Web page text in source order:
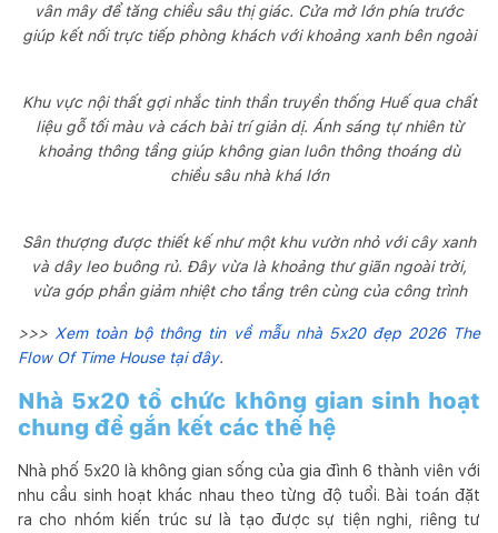
vân mây để tăng chiều sâu thị giác. Cửa mở lớn phía trước
giúp kết nối trực tiếp phòng khách với khoảng xanh bên ngoài
Khu vực nội thất gợi nhắc tinh thần truyền thống Huế qua chất
liệu gỗ tối màu và cách bài trí giản dị. Ánh sáng tự nhiên từ
khoảng thông tầng giúp không gian luôn thông thoáng dù
chiều sâu nhà khá lớn
Sân thượng được thiết kế như một khu vườn nhỏ với cây xanh
và dây leo buông rủ. Đây vừa là khoảng thư giãn ngoài trời,
vừa góp phần giảm nhiệt cho tầng trên cùng của công trình
>>> Xem toàn bộ thông tin về mẫu nhà 5x20 đẹp 2026 The
Flow Of Time House tại đây.
Nhà 5x20 tổ chức không gian sinh hoạt
chung để gắn kết các thế hệ
Nhà phố 5x20 là không gian sống của gia đình 6 thành viên với
nhu cầu sinh hoạt khác nhau theo từng độ tuổi. Bài toán đặt
ra cho nhóm kiến trúc sư là tạo được sự tiện nghi, riêng tư